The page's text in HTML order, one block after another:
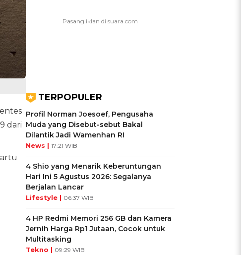
dari
TERPOPULER
Profil Norman Joesoef, Pengusaha
Muda yang Disebut-sebut Bakal
Dilantik Jadi Wamenhan RI
News | 17:21 WIB
4 Shio yang Menarik Keberuntungan
Hari Ini 5 Agustus 2026: Segalanya
Berjalan Lancar
Lifestyle | 06:37 WIB
4 HP Redmi Memori 256 GB dan Kamera
Jernih Harga Rp1 Jutaan, Cocok untuk
Multitasking
Tekno | 09:29 WIB